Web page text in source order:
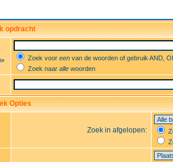
opdracht
Zoek voor een van de woorden of gebruik AND,
Zoek naar alle woorden
Opties
Zoek in afgelopen: